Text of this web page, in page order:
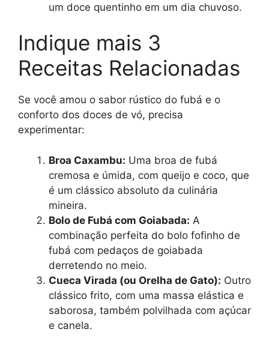
um doce quentinho em um dia chuvoso.
Indique mais 3
Receitas Relacionadas
Se você amou o sabor rústico do fubá e o
conforto dos doces de vó, precisa
experimentar:
Broa Caxambu: Uma broa de fubá
cremosa e úmida, com queijo e coco, que
é um clássico absoluto da culinária
mineira.
Bolo de Fubá com Goiabada: A
combinação perfeita do bolo fofinho de
fubá com pedaços de goiabada
derretendo no meio.
Cueca Virada (ou Orelha de Gato): Outro
clássico frito, com uma massa elástica e
saborosa, também polvilhada com açúcar
e canela.